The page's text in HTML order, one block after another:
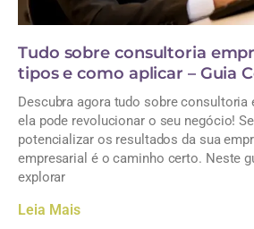
Tudo sobre consultoria
tipos e como aplicar – Guia
Descubra agora tudo sobre consultoria
ela pode revolucionar o seu negócio!
potencializar os resultados da sua
empresarial é o caminho certo. Neste
explorar
Leia Mais